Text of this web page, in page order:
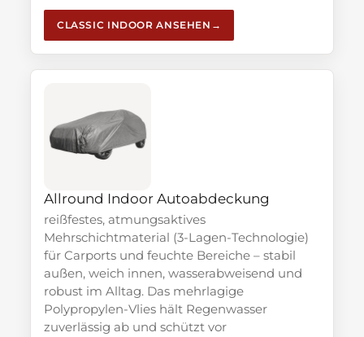
CLASSIC INDOOR ANSEHEN
Allround Indoor Autoabdeckung
reißfestes, atmungsaktives
Mehrschichtmaterial (3-Lagen-Technologie)
für Carports und feuchte Bereiche – stabil
außen, weich innen, wasserabweisend und
robust im Alltag. Das mehrlagige
Polypropylen-Vlies hält Regenwasser
zuverlässig ab und schützt vor